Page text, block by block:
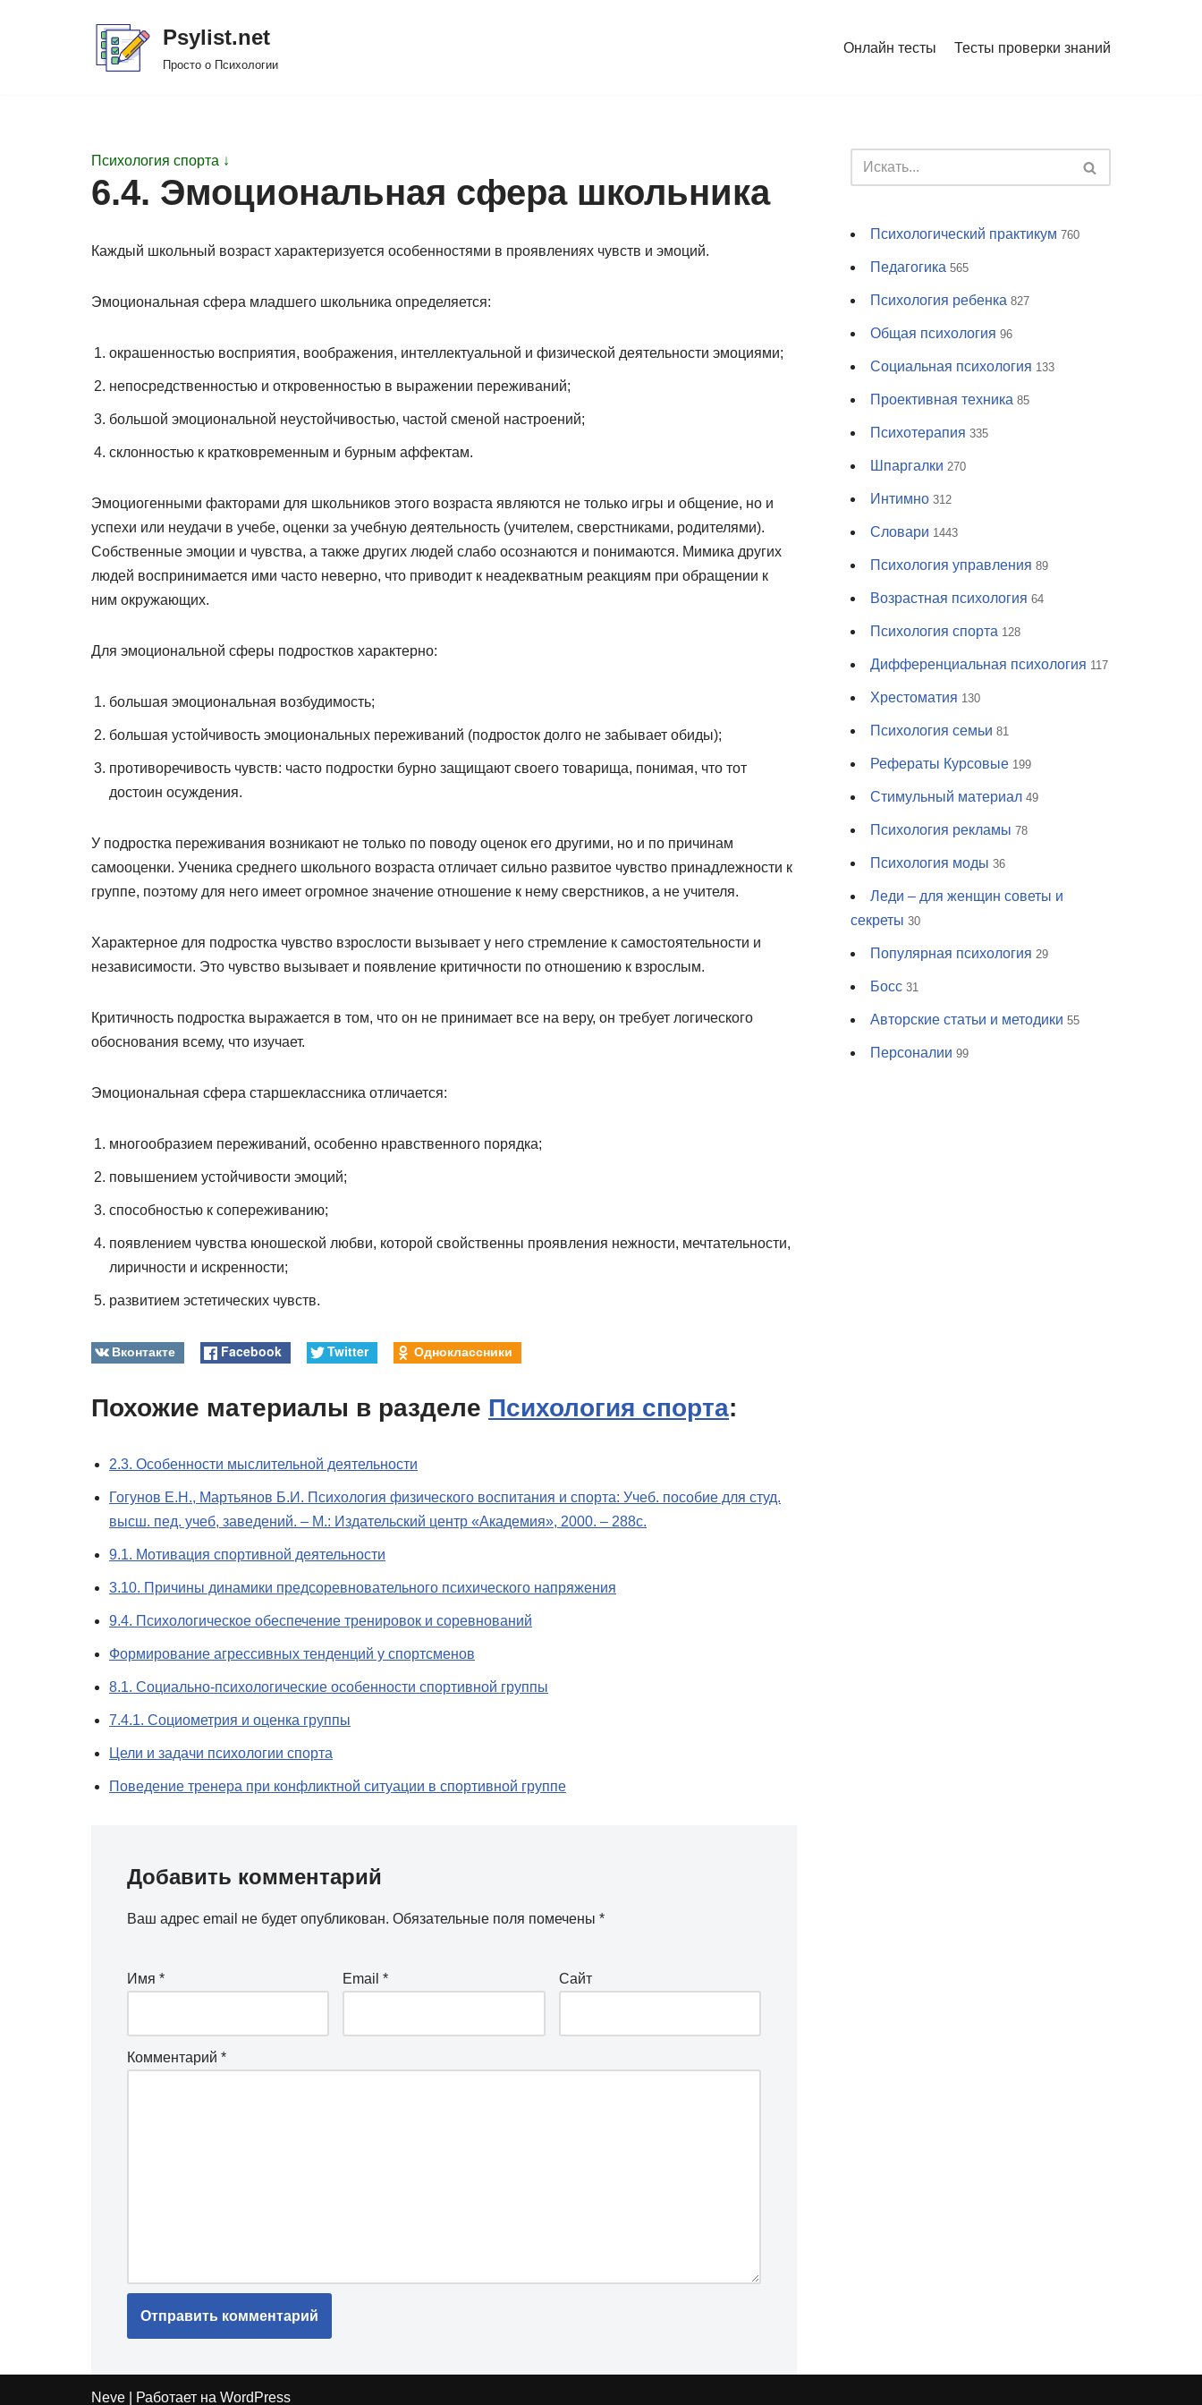
Psylist.net
Просто о Психологии
Онлайн тесты Тесты проверки знаний
Психология спорта ↓
6.4. Эмоциональная сфера школьника
Каждый школьный возраст характеризуется особенностями в проявлениях чувств и эмоций.
Эмоциональная сфера младшего школьника определяется:
окрашенностью восприятия, воображения, интеллектуальной и физической деятельности эмоциями;
непосредственностью и откровенностью в выражении переживаний;
большой эмоциональной неустойчивостью, частой сменой настроений;
склонностью к кратковременным и бурным аффектам.
Эмоциогенными факторами для школьников этого возраста являются не только игры и общение, но и
успехи или неудачи в учебе, оценки за учебную деятельность (учителем, сверстниками, родителями).
Собственные эмоции и чувства, а также других людей слабо осознаются и понимаются. Мимика других
людей воспринимается ими часто неверно, что приводит к неадекватным реакциям при обращении к
ним окружающих.
Для эмоциональной сферы подростков характерно:
большая эмоциональная возбудимость;
большая устойчивость эмоциональных переживаний (подросток долго не забывает обиды);
противоречивость чувств: часто подростки бурно защищают своего товарища, понимая, что тот
достоин осуждения.
У подростка переживания возникают не только по поводу оценок его другими, но и по причинам
самооценки. Ученика среднего школьного возраста отличает сильно развитое чувство принадлежности к
группе, поэтому для него имеет огромное значение отношение к нему сверстников, а не учителя.
Характерное для подростка чувство взрослости вызывает у него стремление к самостоятельности и
независимости. Это чувство вызывает и появление критичности по отношению к взрослым.
Критичность подростка выражается в том, что он не принимает все на веру, он требует логического
обоснования всему, что изучает.
Эмоциональная сфера старшеклассника отличается:
многообразием переживаний, особенно нравственного порядка;
повышением устойчивости эмоций;
способностью к сопереживанию;
появлением чувства юношеской любви, которой свойственны проявления нежности, мечтательности,
лиричности и искренности;
развитием эстетических чувств.
Вконтакте Facebook Twitter Одноклассники
Похожие материалы в разделе Психология спорта:
2.3. Особенности мыслительной деятельности
Гогунов Е.Н., Мартьянов Б.И. Психология физического воспитания и спорта: Учеб. пособие для студ.
высш. пед. учеб, заведений. – М.: Издательский центр «Академия», 2000. – 288с.
9.1. Мотивация спортивной деятельности
3.10. Причины динамики предсоревновательного психического напряжения
9.4. Психологическое обеспечение тренировок и соревнований
Формирование агрессивных тенденций у спортсменов
8.1. Социально-психологические особенности спортивной группы
7.4.1. Социометрия и оценка группы
Цели и задачи психологии спорта
Поведение тренера при конфликтной ситуации в спортивной группе
Добавить комментарий
Ваш адрес email не будет опубликован. Обязательные поля помечены *
Имя * Email* Сайт
Комментарий *
Психологический практикум 760
Педагогика 565
Психология ребенка 827
Общая психология 96
Социальная психология 133
Проективная техника 85
Психотерапия 335
Шпаргалки 270
Интимно 312
Словари 1443
Психология управления 89
Возрастная психология 64
Психология спорта 128
Дифференциальная психология 117
Хрестоматия 130
Психология семьи 81
Рефераты Курсовые 199
Стимульный материал 49
Психология рекламы 78
Психология моды 36
Леди – для женщин советы и
секреты 30
Популярная психология 29
Босс 31
Авторские статьи и методики 55
Персоналии 99
Neve | Работает на WordPress